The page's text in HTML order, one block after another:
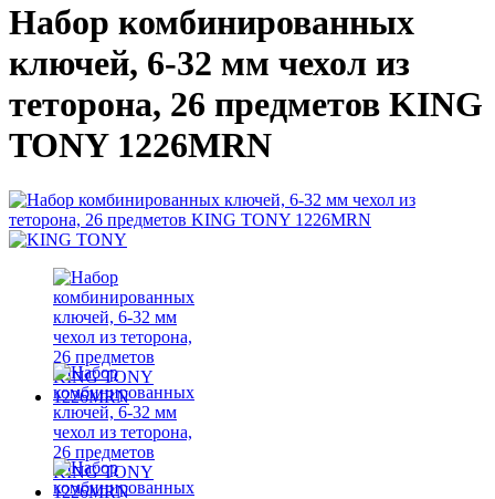
Набор комбинированных
ключей, 6-32 мм чехол из
теторона, 26 предметов KING
TONY 1226MRN